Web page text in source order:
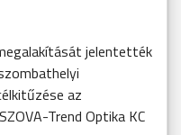
jelentették
az
Trend Optika KC